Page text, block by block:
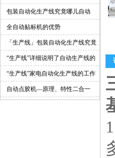
包装自动化生产线究竟哪儿自动
了？
全自动贴标机的优势
「生产线」包装自动化生产线究竟
哪儿自动了？
“生产线”详细说明了自动生产线的
主要部件
“生产线”家电自动化生产线的工作
原理是什么？
自动点胶机—原理、特性二合一